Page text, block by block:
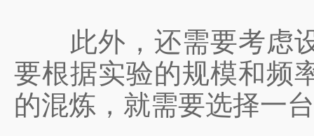
此外，还需要考虑设
要根据实验的规模和频
的混炼，就需要选择一